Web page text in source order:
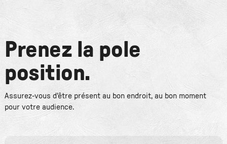
Prenez la pole
position.
Assurez-vous d'être présent au bon endroit, au bon moment
pour votre audience.